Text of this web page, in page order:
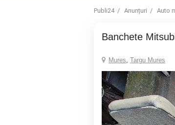
Publi24 Anunțuri Auto
Banchete
Mures, Targu Mures